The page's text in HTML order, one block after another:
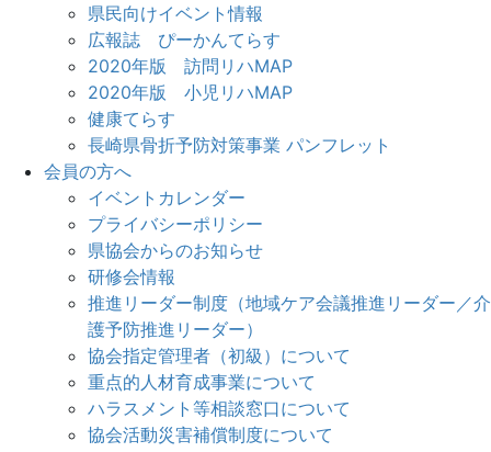
県民向けイベント情報
広報誌 ぴーかんてらす
2020年版 訪問リハMAP
2020年版 小児リハMAP
健康てらす
長崎県骨折予防対策事業 パンフレット
会員の方へ
イベントカレンダー
プライバシーポリシー
県協会からのお知らせ
研修会情報
推進リーダー制度（地域ケア会議推進リーダー／介
護予防推進リーダー）
協会指定管理者（初級）について
重点的人材育成事業について
ハラスメント等相談窓口について
協会活動災害補償制度について